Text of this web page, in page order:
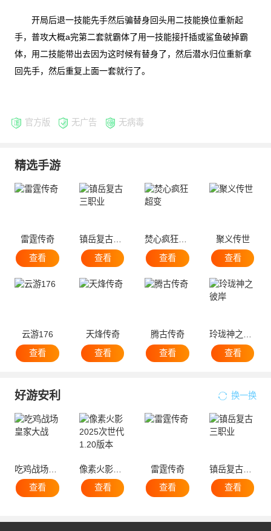
开局后退一技能先手然后骗替身回头用二技能换位重新起
手，普攻大概a完第二套就霸体了用一技能接扦插或鲨鱼破掉霸
体，用二技能带出去因为这时候有替身了，然后潜水归位重新拿
回先手，然后重复上面一套就行了。
官方版 无广告 无病毒
精选手游
雷霆传奇
查看
查看
焚心疯狂超变
查看
聚义传世
查看
云游176
查看
天烽传奇
查看
腾古传奇
查看
查看
好游安利 换一换
吃鸡战场皇家大战
查看
查看
雷霆传奇
查看
查看